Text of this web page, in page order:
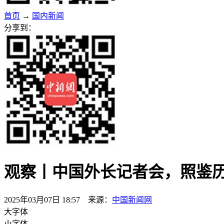
首页 → 国内新闻
分享到：
观察丨中国外长记者会，照鉴
2025年03月07日 18:57 来源： 中国新闻网
大字体